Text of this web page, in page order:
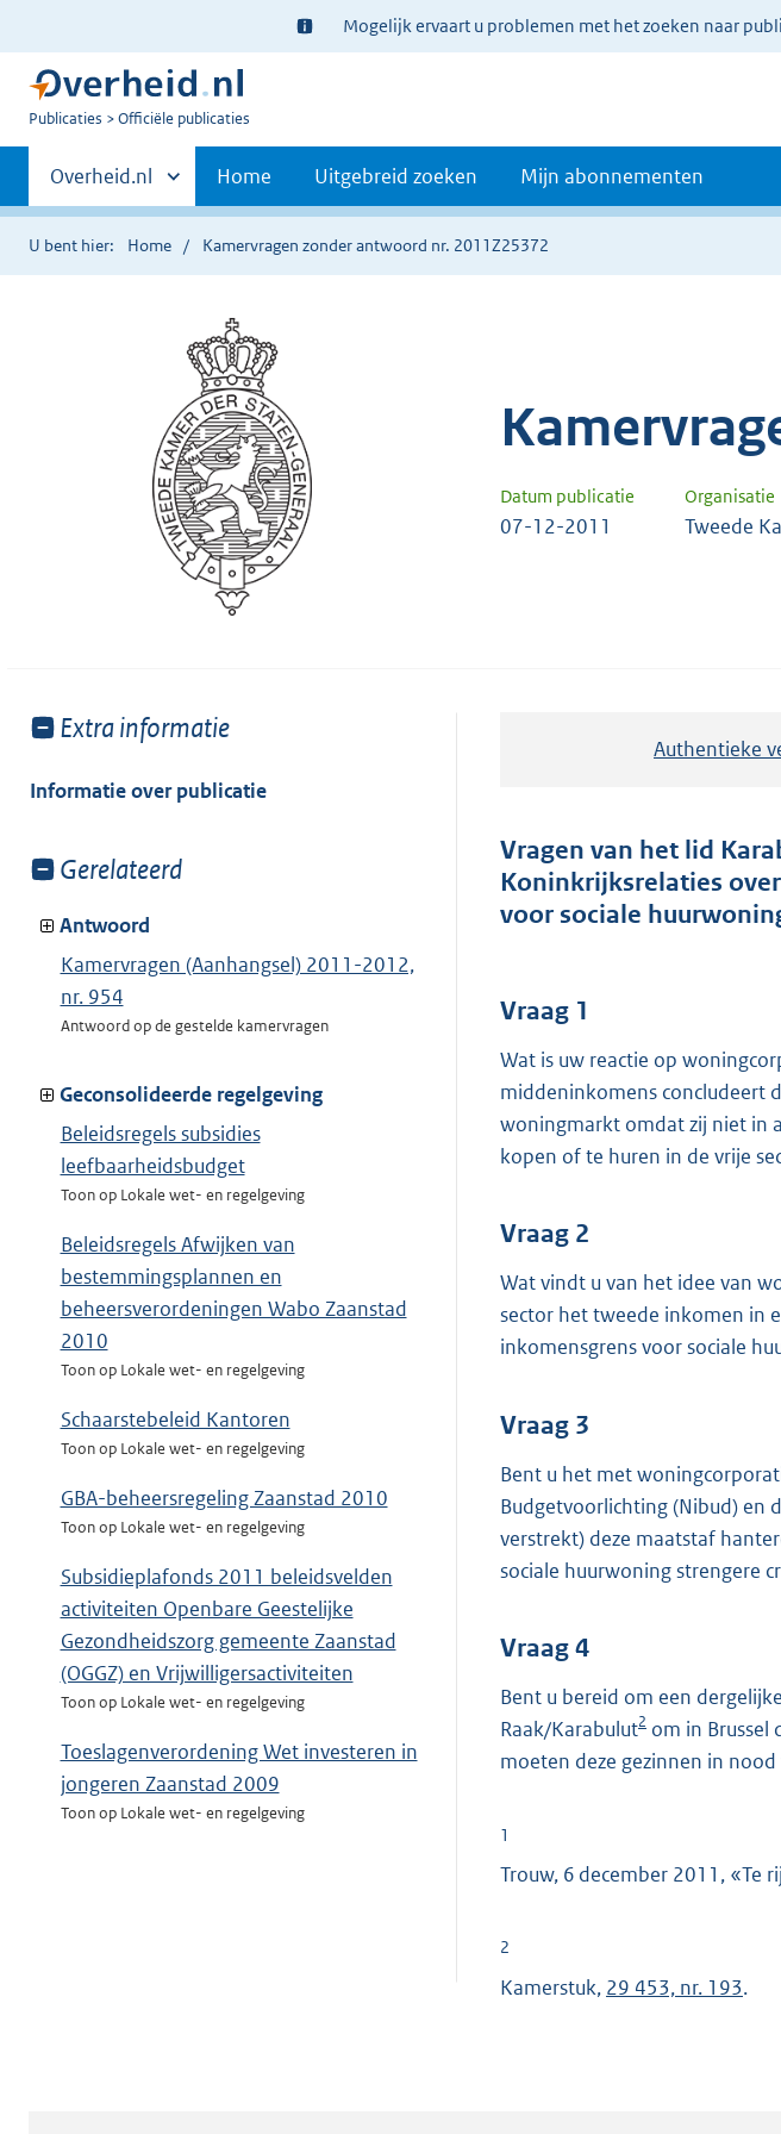
Ter
informatie:
Mogelijk ervaart u problemen met het zoeken naar
U
Publicaties Officiële publicaties
Primaire
navigatie
Andere
sites
binnen
Overheid.nl Home Uitgebreid zoeken Mijn abonnementen
U bent hier: Home Kamervragen zonder antwoord nr. 2011Z25372
Datum publicatie Organisatie
07-12-2011 Tweede
Toon
van:
Extra informatie
Informatie over publicatie
Toon
van:
Gerelateerd
Antwoord
Kamervragen (Aanhangsel) 2011-2012,
nr. 954
Antwoord op de gestelde kamervragen
Geconsolideerde regelgeving
Beleidsregels subsidies
leefbaarheidsbudget
Toon op Lokale wet- en regelgeving
Beleidsregels Afwijken van
bestemmingsplannen en
beheersverordeningen Wabo Zaanstad
2010
Toon op Lokale wet- en regelgeving
Schaarstebeleid Kantoren
Toon op Lokale wet- en regelgeving
GBA-beheersregeling Zaanstad 2010
Toon op Lokale wet- en regelgeving
Subsidieplafonds 2011 beleidsvelden
activiteiten Openbare Geestelijke
Gezondheidszorg gemeente Zaanstad
(OGGZ) en Vrijwilligersactiviteiten
Toon op Lokale wet- en regelgeving
Toeslagenverordening Wet investeren in
jongeren Zaanstad 2009
Toon op Lokale wet- en regelgeving
Authentieke
Vragen van het lid
Koninkrijksrelaties
voor sociale
Vraag 1
Wat is uw reactie op
middeninkomens concludeert
woningmarkt omdat zij niet in
kopen of te huren in de vrije
Vraag 2
Wat vindt u van het idee van
sector het tweede inkomen in
inkomensgrens voor sociale
Vraag 3
Bent u het met
Budgetvoorlichting (Nibud) en
verstrekt) deze maatstaf
sociale huurwoning strengere
Vraag 4
Bent u bereid om een
Raak/Karabulut2 om in Brussel
moeten deze gezinnen in
1
Trouw, 6 december 2011, «Te
2
Kamerstuk, 29 453, nr. 193.